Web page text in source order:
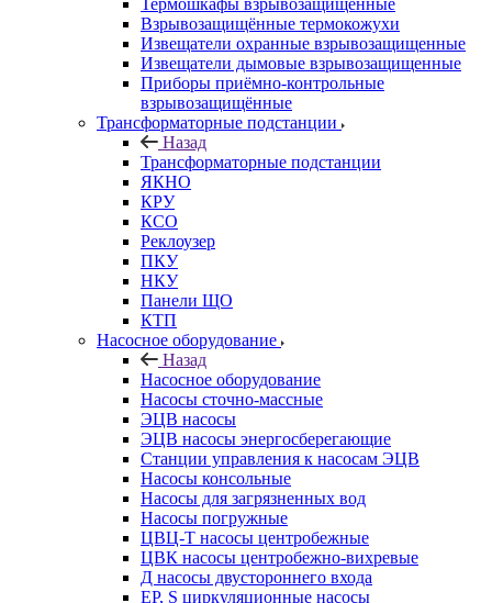
Термошкафы взрывозащищённые
Взрывозащищённые термокожухи
Извещатели охранные взрывозащищенные
Извещатели дымовые взрывозащищенные
Приборы приёмно-контрольные
взрывозащищённые
Трансформаторные подстанции
Назад
Трансформаторные подстанции
ЯКНО
КРУ
КСО
Реклоузер
ПКУ
НКУ
Панели ЩО
КТП
Насосное оборудование
Назад
Насосное оборудование
Насосы сточно-массные
ЭЦВ насосы
ЭЦВ насосы энергосберегающие
Станции управления к насосам ЭЦВ
Насосы консольные
Насосы для загрязненных вод
Насосы погружные
ЦВЦ-Т насосы центробежные
ЦВК насосы центробежно-вихревые
Д насосы двустороннего входа
EP, S циркуляционные насосы